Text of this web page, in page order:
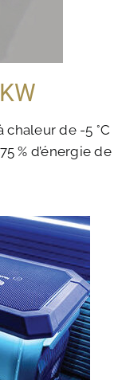
chaleur de -5 °C
% d’énergie de